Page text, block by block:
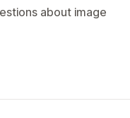
about image